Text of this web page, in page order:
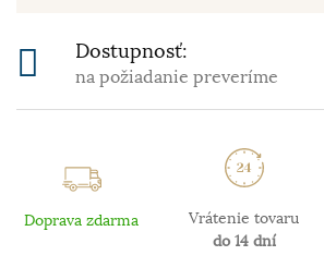
Dostupnosť:
na požiadanie preveríme
Doprava zdarma
Vrátenie tovaru
do 14 dní